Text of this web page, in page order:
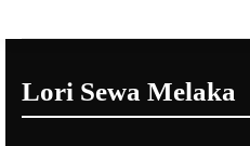
Lori Sewa Melaka